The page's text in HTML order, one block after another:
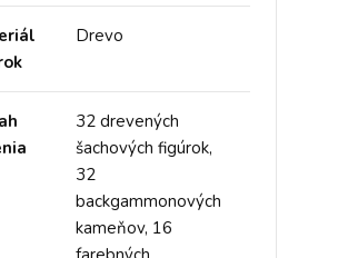
Drevo
32 drevených
šachových figúrok,
32
backgammonových
kameňov, 16